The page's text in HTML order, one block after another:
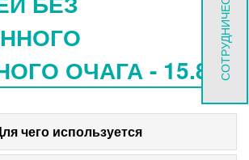
ОЧАГА - 15.896
чего используется
СОТРУДНИЧЕСТВО